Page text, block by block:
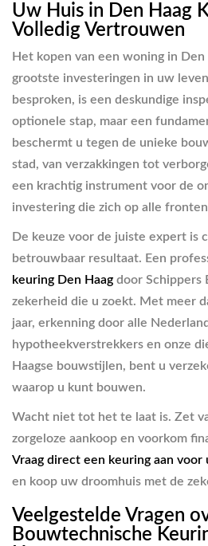
Uw Huis in Den Haag
Volledig Vertrouwen
Het kopen van een woning in Den
grootste investeringen in uw
besproken, is een deskundige
optionele stap, maar een
beschermt u tegen de unieke
stad, van verzakkingen tot
een krachtig instrument voor de
investering die zich op alle
De keuze voor de juiste expert is
betrouwbaar resultaat. Een
keuring Den Haag door Schippers
zekerheid die u zoekt. Met meer
jaar, erkenning door alle
hypotheekverstrekkers en onze
Haagse bouwstijlen, bent u
waarop u kunt bouwen.
Wacht niet tot het te laat is. Zet
zorgeloze aankoop en voorkom
Vraag direct een keuring aan
en koop uw droomhuis met de
Veelgestelde Vragen
Bouwtechnische